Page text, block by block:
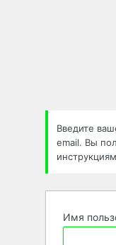
Введите
email. Вы
Имя